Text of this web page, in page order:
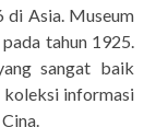
di Asia. Museum
tahun 1925.
sangat baik
koleksi informasi